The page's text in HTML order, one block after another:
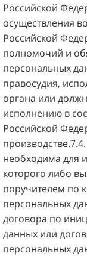
Российской
осуществления
Российской
полномочий и
персональных
правосудия,
органа или
исполнению в
Российской
необходима для
которого либо
поручителем по
персональных
договора по
данных или
персональных